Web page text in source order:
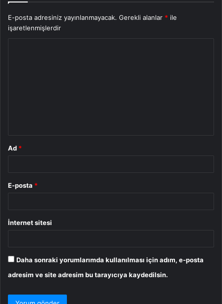
E-posta adresiniz yayınlanmayacak. Gerekli alanlar * ile
işaretlenmişlerdir
Ad *
E-posta *
İnternet sitesi
Daha sonraki yorumlarımda kullanılması için adım, e-posta
adresim ve site adresim bu tarayıcıya kaydedilsin.